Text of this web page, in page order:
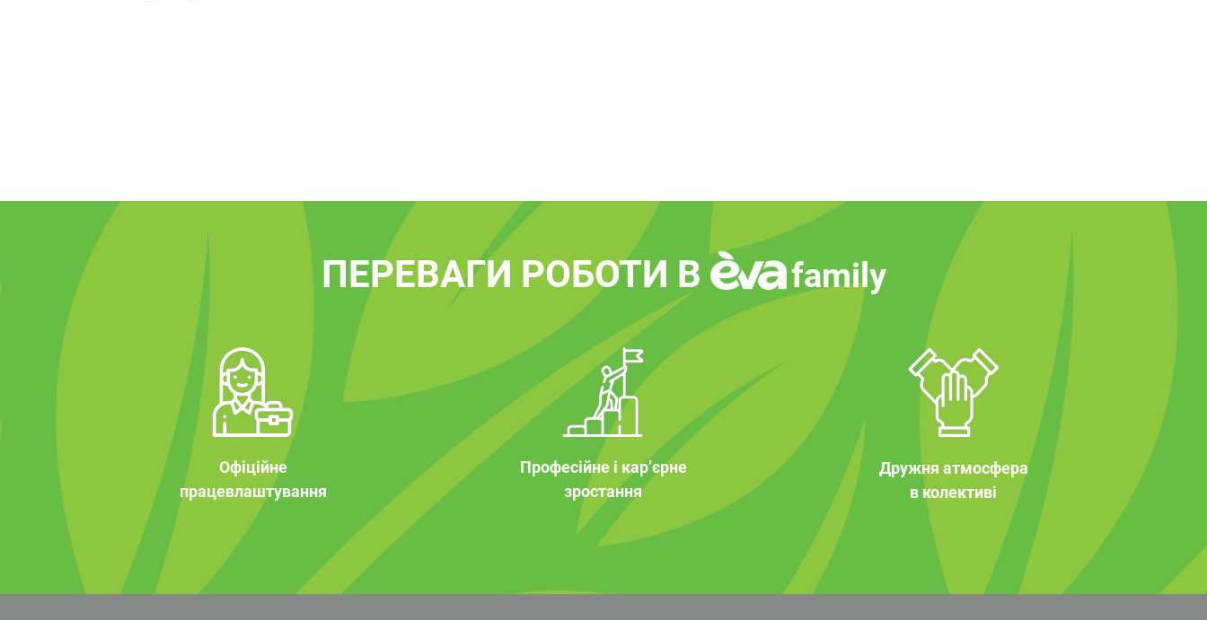
ПЕРЕВАГИ РОБОТИ В family
Офіційне
працевлаштування
Професійне і кар’єрне
зростання
Дружня атмосфера
в колективі